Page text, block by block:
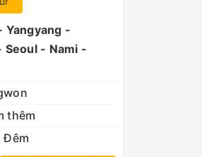
Yangyang -
Seoul - Nami -
thêm
Đêm